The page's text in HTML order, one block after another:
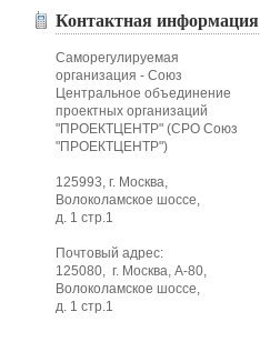
Контактная информация
Саморегулируемая
организация - Союз
Центральное объединение
проектных организаций
"ПРОЕКТЦЕНТР" (СРО Союз
"ПРОЕКТЦЕНТР")
125993, г. Москва,
Волоколамское шоссе,
д. 1 стр.1
Почтовый адрес:
125080, г. Москва, А-80,
Волоколамское шоссе,
д. 1 стр.1